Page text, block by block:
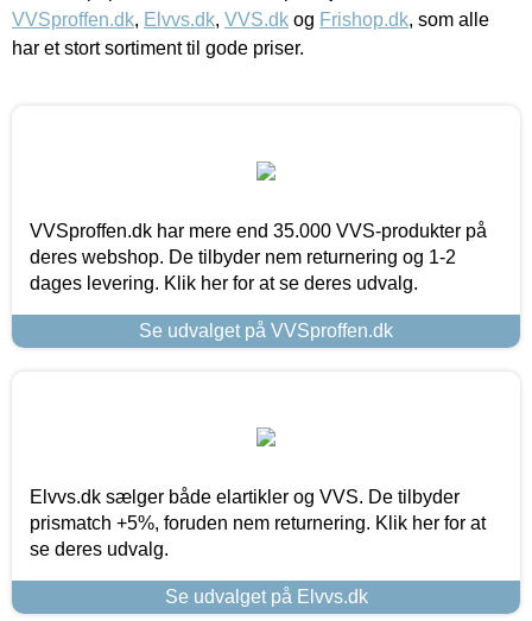
VVSproffen.dk, Elvvs.dk, VVS.dk og Frishop.dk, som alle
har et stort sortiment til gode priser.
VVSproffen.dk har mere end 35.000 VVS-produkter på
deres webshop. De tilbyder nem returnering og 1-2
dages levering. Klik her for at se deres udvalg.
Se udvalget på VVSproffen.dk
Elvvs.dk sælger både elartikler og VVS. De tilbyder
prismatch +5%, foruden nem returnering. Klik her for at
se deres udvalg.
Se udvalget på Elvvs.dk